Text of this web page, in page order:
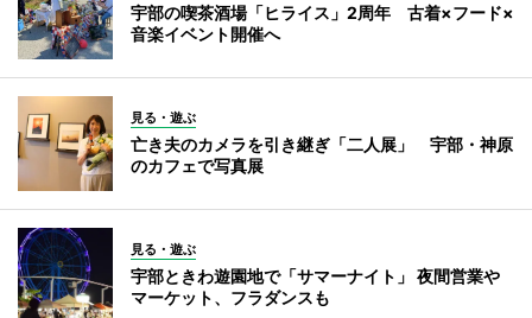
宇部の喫茶酒場「ヒライス」2周年 古着×フード×
音楽イベント開催へ
見る・遊ぶ
亡き夫のカメラを引き継ぎ「二人展」 宇部・神原
のカフェで写真展
見る・遊ぶ
宇部ときわ遊園地で「サマーナイト」 夜間営業や
マーケット、フラダンスも